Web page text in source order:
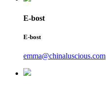
E-bost
E-bost
emma@chinaluscious.com